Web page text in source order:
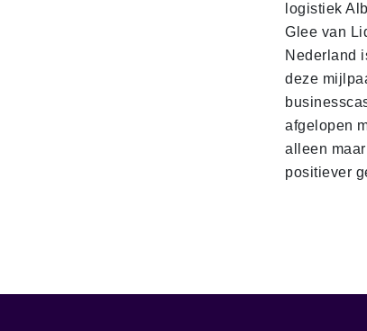
logistiek
Glee van
Nederland
deze
afgelopen
alleen maar
positiever